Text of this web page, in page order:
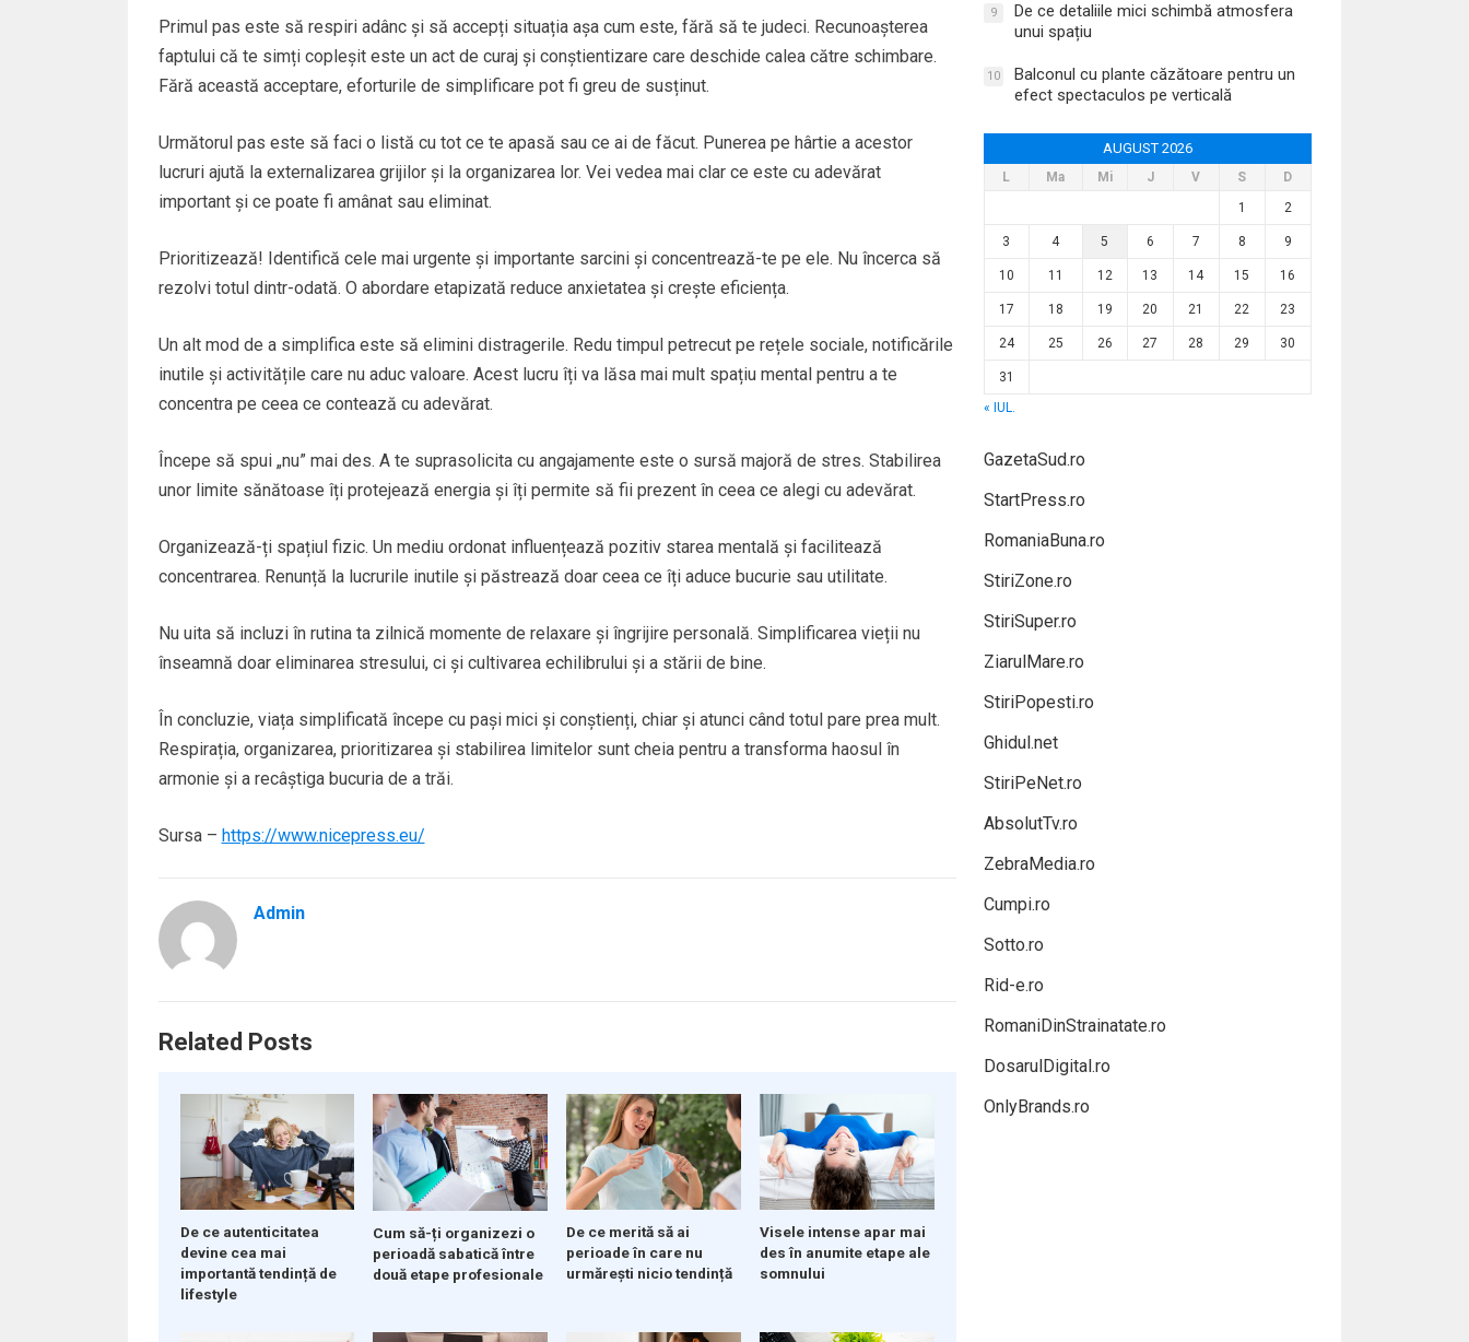
Primul pas este să respiri adânc și să accepți situația așa cum este, fără să te judeci. Recunoașterea
faptului că te simți copleșit este un act de curaj și conștientizare care deschide calea către schimbare.
Fără această acceptare, eforturile de simplificare pot fi greu de susținut.
Următorul pas este să faci o listă cu tot ce te apasă sau ce ai de făcut. Punerea pe hârtie a acestor
lucruri ajută la externalizarea grijilor și la organizarea lor. Vei vedea mai clar ce este cu adevărat
important și ce poate fi amânat sau eliminat.
Prioritizează! Identifică cele mai urgente și importante sarcini și concentrează-te pe ele. Nu încerca să
rezolvi totul dintr-odată. O abordare etapizată reduce anxietatea și crește eficiența.
Un alt mod de a simplifica este să elimini distragerile. Redu timpul petrecut pe rețele sociale, notificările
inutile și activitățile care nu aduc valoare. Acest lucru îți va lăsa mai mult spațiu mental pentru a te
concentra pe ceea ce contează cu adevărat.
Începe să spui „nu” mai des. A te suprasolicita cu angajamente este o sursă majoră de stres. Stabilirea
unor limite sănătoase îți protejează energia și îți permite să fii prezent în ceea ce alegi cu adevărat.
Organizează-ți spațiul fizic. Un mediu ordonat influențează pozitiv starea mentală și facilitează
concentrarea. Renunță la lucrurile inutile și păstrează doar ceea ce îți aduce bucurie sau utilitate.
Nu uita să incluzi în rutina ta zilnică momente de relaxare și îngrijire personală. Simplificarea vieții nu
înseamnă doar eliminarea stresului, ci și cultivarea echilibrului și a stării de bine.
În concluzie, viața simplificată începe cu pași mici și conștienți, chiar și atunci când totul pare prea mult.
Respirația, organizarea, prioritizarea și stabilirea limitelor sunt cheia pentru a transforma haosul în
armonie și a recâștiga bucuria de a trăi.
Sursa – https://www.nicepress.eu/
Admin
Related Posts
De ce autenticitatea
devine cea mai
importantă tendință de
lifestyle
Cum să-ți organizezi o
perioadă sabatică între
două etape profesionale
De ce merită să ai
perioade în care nu
urmărești nicio tendință
Visele intense apar mai
des în anumite etape ale
somnului
9
De ce detaliile mici schimbă atmosfera
unui spațiu
10
Balconul cu plante căzătoare pentru un
efect spectaculos pe verticală
AUGUST 2026
L Ma Mi J V S
D
1
2
3 4 5 6 7 8 9
10 11 12 13 14 15 16
17 18 19 20 21 22 23
24 25 26 27 28 29 30
31
« IUL.
GazetaSud.ro
StartPress.ro
RomaniaBuna.ro
StiriZone.ro
StiriSuper.ro
ZiarulMare.ro
StiriPopesti.ro
Ghidul.net
StiriPeNet.ro
AbsolutTv.ro
ZebraMedia.ro
Cumpi.ro
Sotto.ro
Rid-e.ro
RomaniDinStrainatate.ro
DosarulDigital.ro
OnlyBrands.ro